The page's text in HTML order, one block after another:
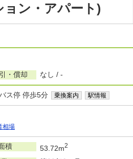
ン・アパート)
・償却 なし / -
ス停 停歩5分 乗換案内 駅情報
相場
積 53.72m2